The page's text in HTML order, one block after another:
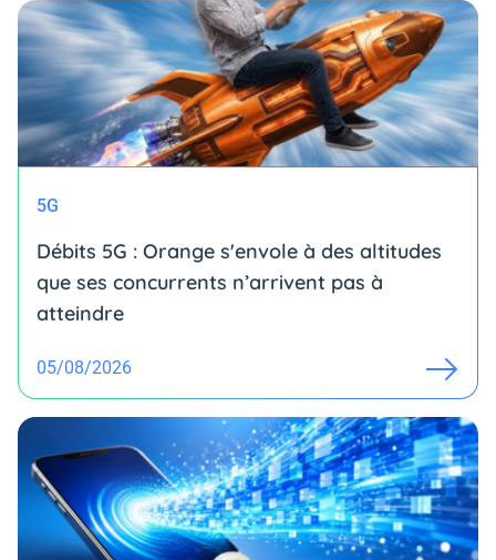
5G
Débits 5G : Orange s'envole à des altitudes
que ses concurrents n’arrivent pas à
atteindre
05/08/2026